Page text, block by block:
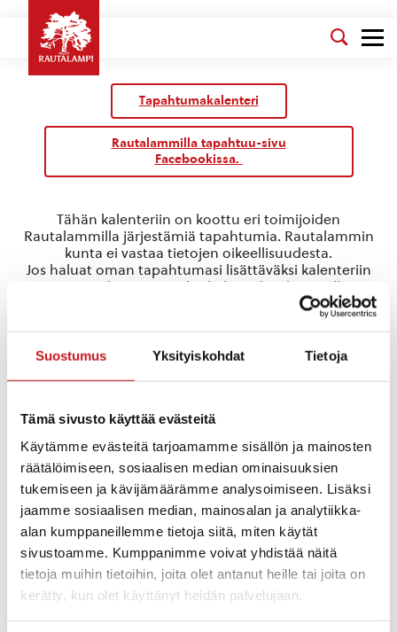
Suostumus Yksityiskohdat Tietoja
Tämä sivusto käyttää evästeitä
Käytämme evästeitä tarjoamamme sisällön ja mainosten
räätälöimiseen, sosiaalisen median ominaisuuksien
tukemiseen ja kävijämäärämme analysoimiseen. Lisäksi
jaamme sosiaalisen median, mainosalan ja analytiikka-
alan kumppaneillemme tietoja siitä, miten käytät
sivustoamme. Kumppanimme voivat yhdistää näitä
tietoja muihin tietoihin, joita olet antanut heille tai joita on
kerätty, kun olet käyttänyt heidän palvelujaan.
Tapahtumakalenteri
Rautalammilla tapahtuu-sivu
Facebookissa.
politiikka
Tapahtumat politiikka
Tapahtumat
NoticeEi tuloksia.
Etsi
aja
Näkymät
navigointi
Etsi
ShowLista
Tuleva
Valitse
päivä.
EdellisetTapahtumat Tänään
Seuraavat
Tähän kalenteriin on koottu eri toimijoiden
Rautalammilla järjestämiä tapahtumia. Rautalammin
kunta ei vastaa tietojen oikeellisuudesta.
Jos haluat oman tapahtumasi lisättäväksi kalenteriin
jätä tapahtuman tiedot linkin takaa löytyvällä